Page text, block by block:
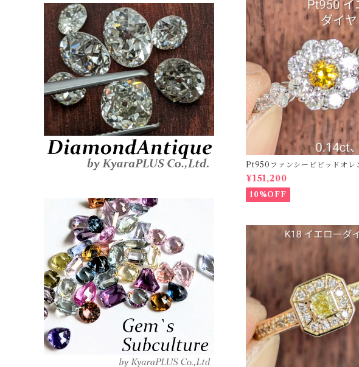
Pt950ファンシービビッドオレ
ーダイヤリング D 0.144ct D
208782】
¥151,200
10%OFF